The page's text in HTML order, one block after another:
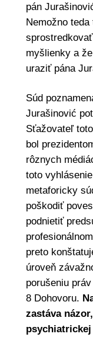
pán
Nemožno
myšlienky a
uraziť pána
Súd
Jurašinović
Sťažovateľ
bol
rôznych
toto
metaforicky
poškodiť
podnietiť
preto
úroveň
porušeniu
8 Dohovoru.
zastáva